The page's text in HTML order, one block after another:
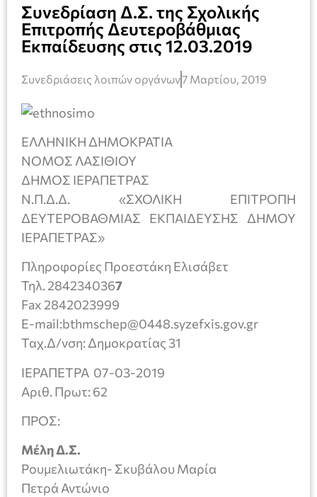
Συνεδρίαση Δ.Σ. της Σχολικής
Επιτροπής Δευτεροβάθμιας
Εκπαίδευσης στις 12.03.2019
Συνεδριάσεις λοιπών οργάνων7 Μαρτίου, 2019
ΕΛΛΗΝΙΚΗ ΔΗΜΟΚΡΑΤΙΑ
ΝΟΜΟΣ ΛΑΣΙΘΙΟΥ
ΔΗΜΟΣ ΙΕΡΑΠΕΤΡΑΣ
Ν.Π.Δ.Δ. «ΣΧΟΛΙΚΗ ΕΠΙΤΡΟΠΗ
ΔΕΥΤΕΡΟΒΑΘΜΙΑΣ ΕΚΠΑΙΔΕΥΣΗΣ ΔΗΜΟΥ
ΙΕΡΑΠΕΤΡΑΣ»
Πληροφορίες Προεστάκη Ελισάβετ
Τηλ. 2842340367
Fax 2842023999
E-mail:bthmschep@0448.syzefxis.gov.gr
Ταχ.Δ/νση: Δημοκρατίας 31
ΙΕΡΑΠΕΤΡΑ 07-03-2019
Αριθ. Πρωτ: 62
ΠΡΟΣ:
Μέλη Δ.Σ.
Ρουμελιωτάκη- Σκυβάλου Μαρία
Πετρά Αντώνιο